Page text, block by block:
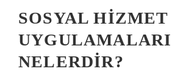
SOSYAL HIZMET
UYGULAMALARI
NELERDIR?